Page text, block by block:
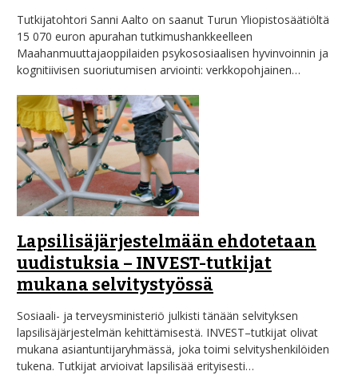
Tutkijatohtori Sanni Aalto on saanut Turun Yliopistosäätiöltä
15 070 euron apurahan tutkimushankkeelleen
Maahanmuuttajaoppilaiden psykososiaalisen hyvinvoinnin ja
kognitiivisen suoriutumisen arviointi: verkkopohjainen…
Lapsilisäjärjestelmään ehdotetaan
uudistuksia – INVEST-tutkijat
mukana selvitystyössä
Sosiaali- ja terveysministeriö julkisti tänään selvityksen
lapsilisäjärjestelmän kehittämisestä. INVEST–tutkijat olivat
mukana asiantuntijaryhmässä, joka toimi selvityshenkilöiden
tukena. Tutkijat arvioivat lapsilisää erityisesti…